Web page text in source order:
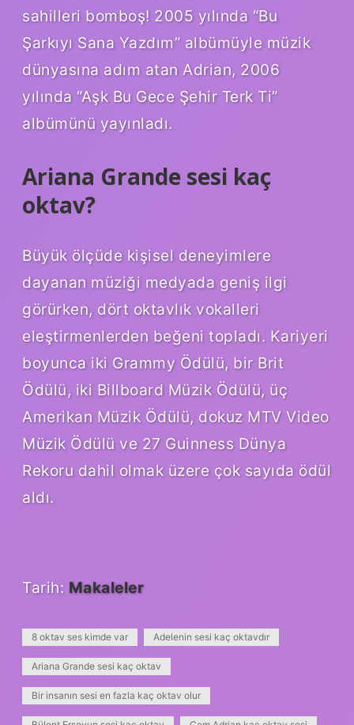
sahilleri bomboş! 2005 yılında “Bu
Şarkıyı Sana Yazdım” albümüyle müzik
dünyasına adım atan Adrian, 2006
yılında “Aşk Bu Gece Şehir Terk Ti”
albümünü yayınladı.
Ariana Grande sesi kaç
oktav?
Büyük ölçüde kişisel deneyimlere
dayanan müziği medyada geniş ilgi
görürken, dört oktavlık vokalleri
eleştirmenlerden beğeni topladı. Kariyeri
boyunca iki Grammy Ödülü, bir Brit
Ödülü, iki Billboard Müzik Ödülü, üç
Amerikan Müzik Ödülü, dokuz MTV Video
Müzik Ödülü ve 27 Guinness Dünya
Rekoru dahil olmak üzere çok sayıda ödül
aldı.
Tarih: Makaleler
8 oktav ses kimde var Adelenin sesi kaç oktavdır
Ariana Grande sesi kaç oktav
Bir insanın sesi en fazla kaç oktav olur